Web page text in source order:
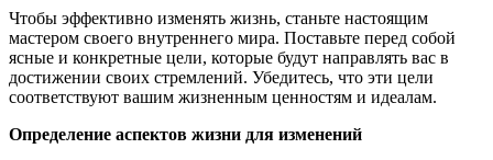
Чтобы эффективно изменять жизнь, станьте настоящим
мастером своего внутреннего мира. Поставьте перед собой
ясные и конкретные цели, которые будут направлять вас в
достижении своих стремлений. Убедитесь, что эти цели
соответствуют вашим жизненным ценностям и идеалам.
Определение аспектов жизни для изменений